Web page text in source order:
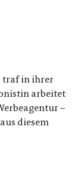
traf in ihrer
arbeitet
–
diesem